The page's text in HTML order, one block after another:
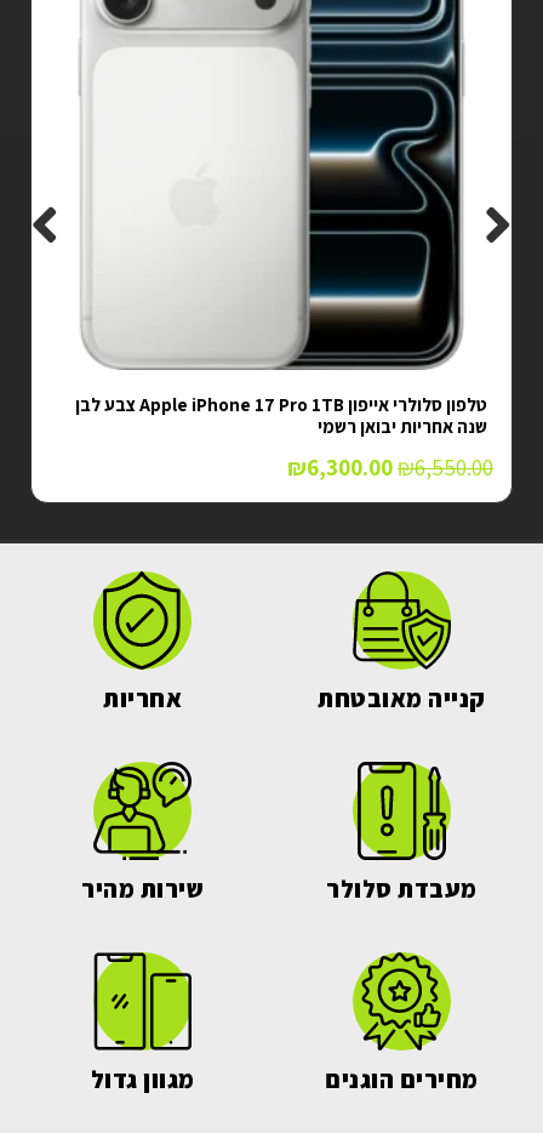
טלפון סלולרי אייפון Apple iPhone 17 Pro 1TB צבע לבן
שנה אחריות יבואן רשמי
6,550.00
קנייה מאובטחת אחריות
מעבדת סלולר שירות מהיר
מחירים הוגנים מגוון גדול